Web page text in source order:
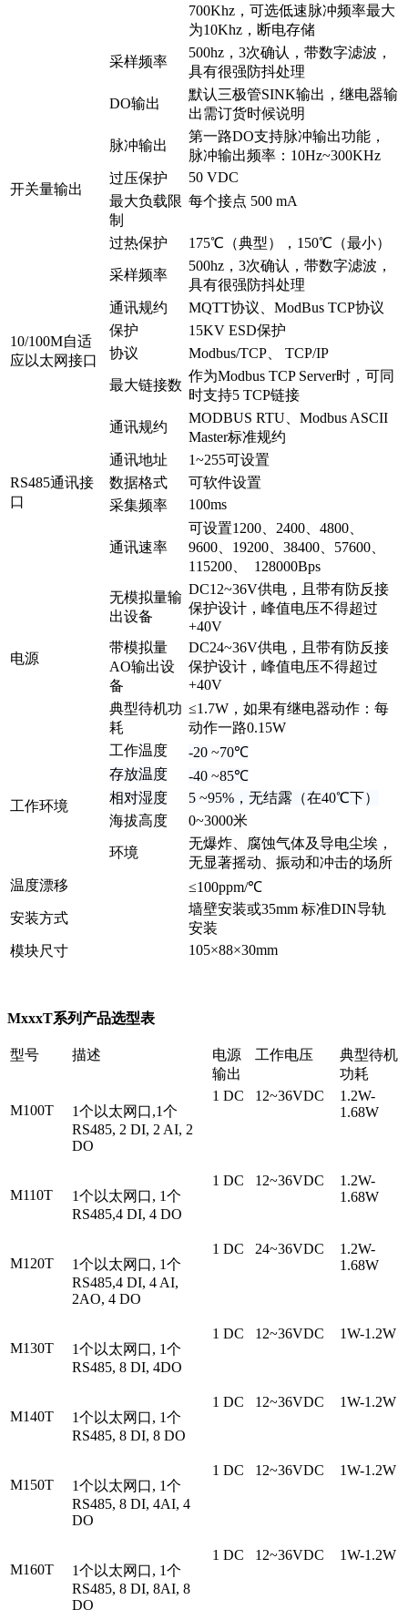
700Khz，可选低速脉冲频率最大
为10Khz，断电存储
采样频率
500hz，3次确认，带数字滤波，
具有很强防抖处理
开关量输出
DO输出
默认三极管SINK输出，继电器输
出需订货时候说明
脉冲输出
第一路DO支持脉冲输出功能，
脉冲输出频率：10Hz~300KHz
过压保护
50 VDC
最大负载限
制
每个接点 500 mA
过热保护 175℃（典型），150℃（最小）
采样频率
500hz，3次确认，带数字滤波，
具有很强防抖处理
10/100M自适
应以太网接口
通讯规约
MQTT协议、ModBus TCP协议
保护
15KV ESD保护
协议
Modbus/TCP、 TCP/IP
最大链接数
作为Modbus TCP Server时，可同
时支持5 TCP链接
RS485通讯接
口
通讯规约
MODBUS RTU、Modbus ASCII
Master标准规约
通讯地址
1~255可设置
数据格式
可软件设置
采集频率
100ms
通讯速率
可设置1200、2400、4800、
9600、19200、38400、57600、
115200、 128000Bps
电源
无模拟量输
出设备
DC12~36V供电，且带有防反接
保护设计，峰值电压不得超过
+40V
带模拟量
AO输出设
备
DC24~36V供电，且带有防反接
保护设计，峰值电压不得超过
+40V
典型待机功
耗
≤1.7W，如果有继电器动作：每
动作一路0.15W
工作环境
工作温度 -20 ~70℃
存放温度
-40 ~85℃
相对湿度
5 ~95%，无结露（在40℃下）
海拔高度
0~3000米
环境
无爆炸、腐蚀气体及导电尘埃，
无显著摇动、振动和冲击的场所
温度漂移
≤100ppm/℃
安装方式
墙壁安装或35mm 标准DIN导轨
安装
模块尺寸
105×88×30mm
MxxxT系列产品选型表
型号 描述
电源
输出
工作电压
典型待机
功耗
M100T
1个以太网口,1个
RS485, 2 DI, 2 AI, 2
DO
1 DC 12~36VDC
1.2W-
1.68W
M110T
1个以太网口, 1个
RS485,4 DI, 4 DO
1 DC 12~36VDC
1.2W-
1.68W
M120T
1个以太网口, 1个
RS485,4 DI, 4 AI,
2AO, 4 DO
1 DC 24~36VDC
1.2W-
1.68W
M130T
1个以太网口, 1个
RS485, 8 DI, 4DO
1 DC 12~36VDC 1W-1.2W
M140T
1个以太网口, 1个
RS485, 8 DI, 8 DO
1 DC 12~36VDC 1W-1.2W
M150T
1个以太网口, 1个
RS485, 8 DI, 4AI, 4
DO
1 DC 12~36VDC 1W-1.2W
M160T
1个以太网口, 1个
RS485, 8 DI, 8AI, 8
DO
1 DC 12~36VDC 1W-1.2W